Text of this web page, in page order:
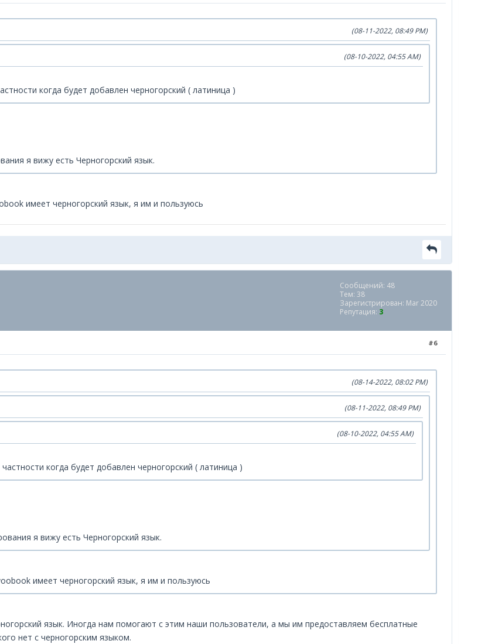
(08-11-2022, 08:49 PM)
(08-10-2022, 04:55 AM)
когда будет добавлен черногорский ( латиница )
я вижу есть Черногорский язык.
имеет черногорский язык, я им и пользуюсь
Сообщений: 48
Тем: 38
Зарегистрирован: Mar 2020
Репутация: 3
#6
(08-14-2022, 08:02 PM)
(08-11-2022, 08:49 PM)
(08-10-2022, 04:55 AM)
когда будет добавлен черногорский ( латиница )
я вижу есть Черногорский язык.
имеет черногорский язык, я им и пользуюсь
язык. Иногда нам помогают с этим наши пользователи, а мы им предоставляем бесплатные
нет с черногорским языком.